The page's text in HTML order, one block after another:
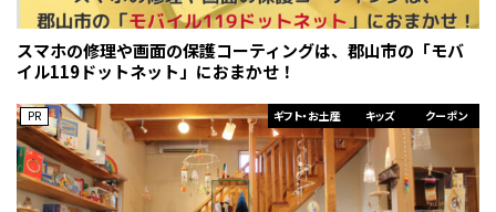
スマホの修理や画面の保護コーティングは、郡山市の「モバ
イル119ドットネット」におまかせ！
ギフト・お土産 キッズ クーポン
PR